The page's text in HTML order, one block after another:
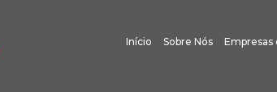
Início Sobre Nós Empresas